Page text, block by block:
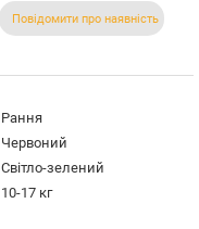
Повідомити про наявність
Рання
Червоний
Світло-зелений
10-17 кг